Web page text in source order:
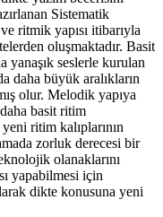
Sistematik
ritmik yapısı itibarıyla
oluşmaktadır. Basit
yanaşık seslerle kurulan
daha büyük aralıkların
olur. Melodik yapıya
basit ritim
ritim kalıplarının
zorluk derecesi bir
olanaklarını
yapabilmesi için
dikte konusuna yeni